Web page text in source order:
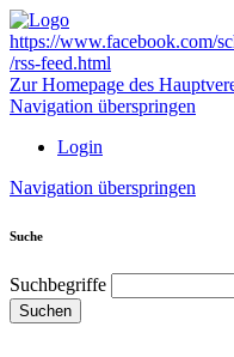
https://www.facebook.com/
/rss-feed.html
Zur Homepage des
Navigation überspringen
Login
Navigation überspringen
Suche
Suchbegriffe
Suchen